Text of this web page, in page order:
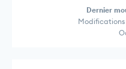
Dernier
Modifications